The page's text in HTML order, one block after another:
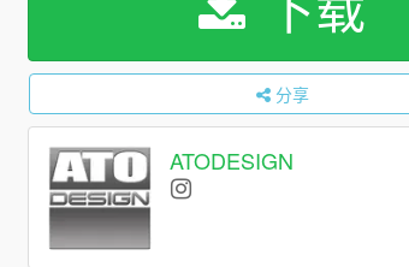
分享
ATODESIGN